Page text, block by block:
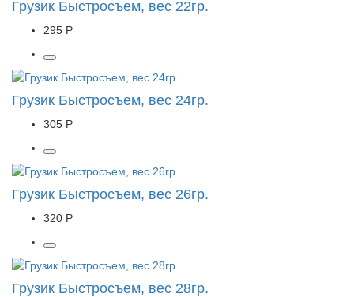
Грузик Быстросъем, вес 22гр.
295 Р
Грузик Быстросъем, вес 24гр.
305 Р
Грузик Быстросъем, вес 26гр.
320 Р
Грузик Быстросъем, вес 28гр.